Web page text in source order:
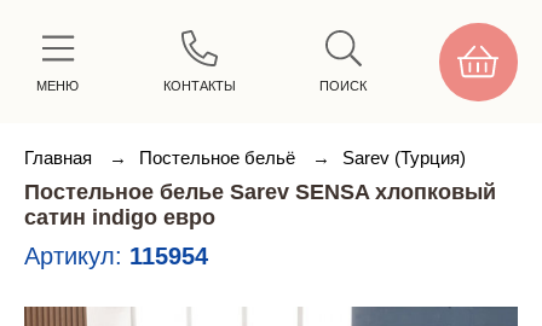
МЕНЮ КОНТАКТЫ ПОИСК
Главная → Постельное бельё → Sarev (Турция)
Постельное белье Sarev SENSA хлопковый
сатин indigo евро
Артикул: 115954